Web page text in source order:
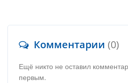
Комментарии (0)
Ещё никто не оставил
первым.